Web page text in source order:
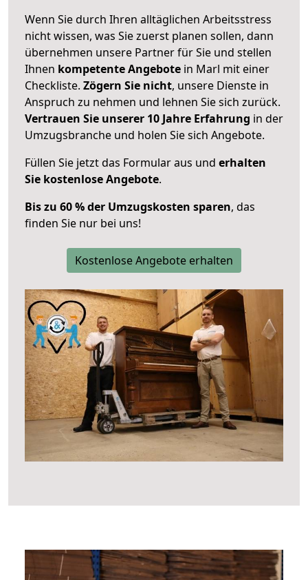
Wenn Sie durch Ihren alltäglichen Arbeitsstress
nicht wissen, was Sie zuerst planen sollen, dann
übernehmen unsere Partner für Sie und stellen
Ihnen kompetente Angebote in Marl mit einer
Checkliste. Zögern Sie nicht, unsere Dienste in
Anspruch zu nehmen und lehnen Sie sich zurück.
Vertrauen Sie unserer 10 Jahre Erfahrung in der
Umzugsbranche und holen Sie sich Angebote.
Füllen Sie jetzt das Formular aus und erhalten
Sie kostenlose Angebote.
Bis zu 60 % der Umzugskosten sparen, das
finden Sie nur bei uns!
Kostenlose Angebote erhalten